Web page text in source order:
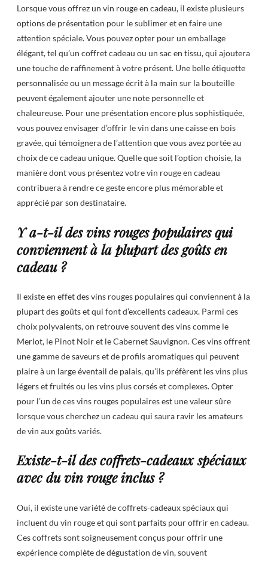
Lorsque vous offrez un vin rouge en cadeau, il existe plusieurs
options de présentation pour le sublimer et en faire une
attention spéciale. Vous pouvez opter pour un emballage
élégant, tel qu’un coffret cadeau ou un sac en tissu, qui ajoutera
une touche de raffinement à votre présent. Une belle étiquette
personnalisée ou un message écrit à la main sur la bouteille
peuvent également ajouter une note personnelle et
chaleureuse. Pour une présentation encore plus sophistiquée,
vous pouvez envisager d’offrir le vin dans une caisse en bois
gravée, qui témoignera de l’attention que vous avez portée au
choix de ce cadeau unique. Quelle que soit l’option choisie, la
manière dont vous présentez votre vin rouge en cadeau
contribuera à rendre ce geste encore plus mémorable et
apprécié par son destinataire.
Y a-t-il des vins rouges populaires qui
conviennent à la plupart des goûts en
cadeau ?
Il existe en effet des vins rouges populaires qui conviennent à la
plupart des goûts et qui font d’excellents cadeaux. Parmi ces
choix polyvalents, on retrouve souvent des vins comme le
Merlot, le Pinot Noir et le Cabernet Sauvignon. Ces vins offrent
une gamme de saveurs et de profils aromatiques qui peuvent
plaire à un large éventail de palais, qu’ils préfèrent les vins plus
légers et fruités ou les vins plus corsés et complexes. Opter
pour l’un de ces vins rouges populaires est une valeur sûre
lorsque vous cherchez un cadeau qui saura ravir les amateurs
de vin aux goûts variés.
Existe-t-il des coffrets-cadeaux spéciaux
avec du vin rouge inclus ?
Oui, il existe une variété de coffrets-cadeaux spéciaux qui
incluent du vin rouge et qui sont parfaits pour offrir en cadeau.
Ces coffrets sont soigneusement conçus pour offrir une
expérience complète de dégustation de vin, souvent